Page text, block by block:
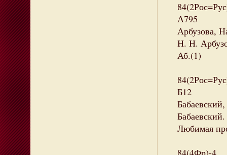
А795
Арбузова,
Н. Н.
Аб.(1)
Б12
Любимая
84(4Фр)-4